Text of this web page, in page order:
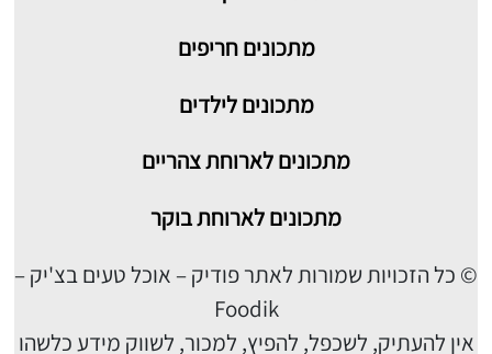
מתכונים חריפים
מתכונים לילדים
מתכונים לארוחת צהריים
מתכונים לארוחת בוקר
© כל הזכויות שמורות לאתר פודיק – אוכל טעים בצ'יק –
Foodik
אין להעתיק, לשכפל, להפיץ, למכור, לשווק מידע כלשהו